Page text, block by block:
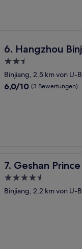
6. Hangzhou
Hangzhou Binjiang
2.5-
Sterne-
Unterkunft
Binjiang, 2,5 km von U-
6.0
6,0/10 (3 Bewertungen)
7. Geshan
Geshan Prince
4.5-
Sterne-
Binjiang, 2,2 km von U-